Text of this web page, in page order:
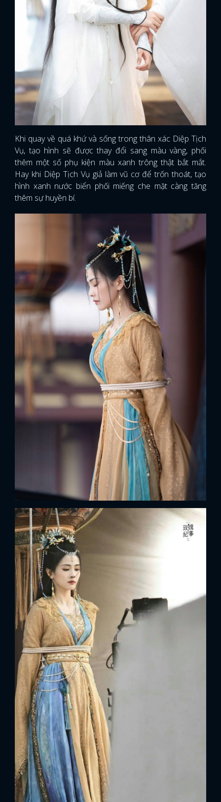
Khi quay về quá khứ và sống trong thân xác Diệp Tịch
Vụ, tạo hình sẽ được thay đổi sang màu vàng, phối
thêm một số phụ kiện màu xanh trông thật bắt mắt.
Hay khi Diệp Tịch Vụ giả làm vũ cơ để trốn thoát, tạo
hình xanh nước biển phối miếng che mặt càng tăng
thêm sự huyền bí.